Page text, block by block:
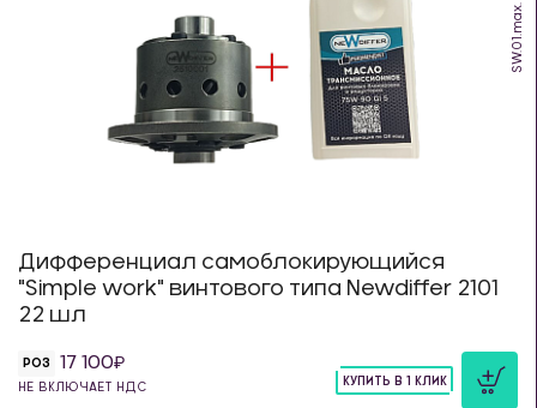
SW.01.max.
Дифференциал самоблокирующийся
"Simple work" винтового типа Newdiffer 2101
22 шл
РОЗ 17 100
НЕ ВКЛЮЧАЕТ НДС
КУПИТЬ В 1 КЛИК